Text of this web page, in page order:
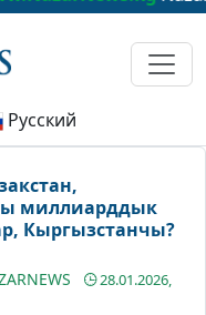
Русский
миллиарддык
Кыргызстанчы?
28.01.2026,